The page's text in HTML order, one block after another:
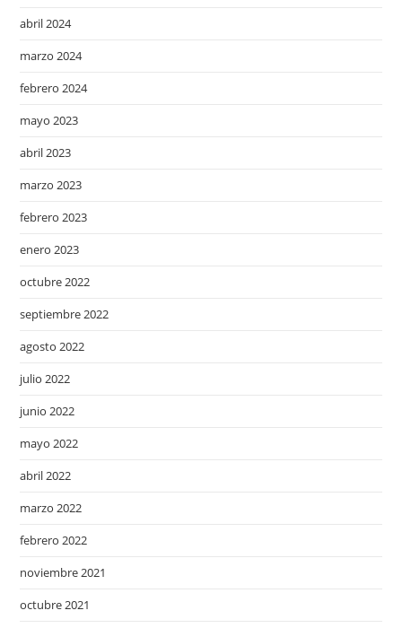
abril 2024
marzo 2024
febrero 2024
mayo 2023
abril 2023
marzo 2023
febrero 2023
enero 2023
octubre 2022
septiembre 2022
agosto 2022
julio 2022
junio 2022
mayo 2022
abril 2022
marzo 2022
febrero 2022
noviembre 2021
octubre 2021